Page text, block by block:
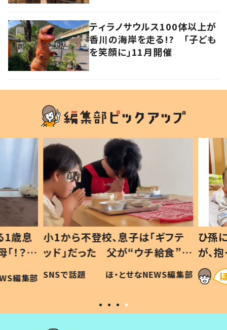
ティラノサウルス100体以上が
香川の海岸を走る!? 「子ども
を笑顔に」11月開催
歳息
？」
編集部
小1から不登校、息子は「ギフテ
ッド」だった 父が“ウチ給食”を
作り続ける理由とは #令和の親
#令和の子
SNSで話題 ほ・とせなNEWS編集部
ひ孫
が、
「涙
い」